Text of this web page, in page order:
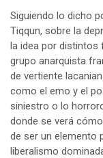
Siguiendo lo dicho
Tiqqun, sobre la
la idea por distintos
grupo anarquista
de vertiente
como el emo y el
siniestro o lo
donde se verá
de ser un elemento
liberalismo